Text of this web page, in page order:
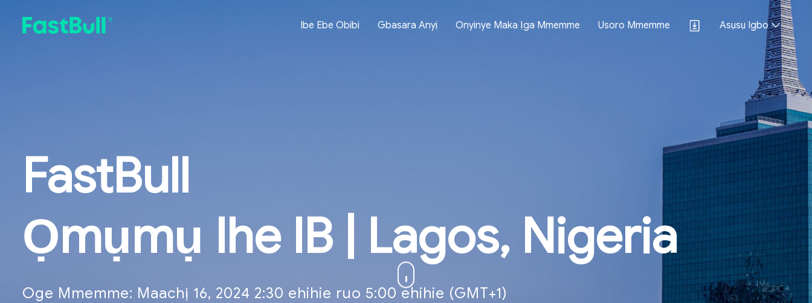
Ibe Ebe Obibi Gbasara Anyị Onyinye Maka Ịga Mmemme Usoro Mmemme Asụsụ Igbo
FastBull
Ọmụmụ Ihe IB | Lagos, Nigeria
Oge Mmemme: Maachị 16, 2024 2:30 ehihie ruo 5:00 ehihie (GMT+1)